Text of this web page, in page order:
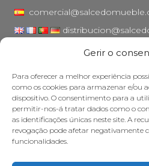
Gerir o
Para oferecer a melhor experiência
como os cookies para armazenar e/ou
dispositivo. O consentimento para a
permitir-nos-á tratar dados como o
as identificações únicas neste site. A
revogação pode afetar negativamente
funcionalidades.
Rua Arturo San Juan, 1 -
Instagram
Aviso legal
Política de privacidade
Política de cookies